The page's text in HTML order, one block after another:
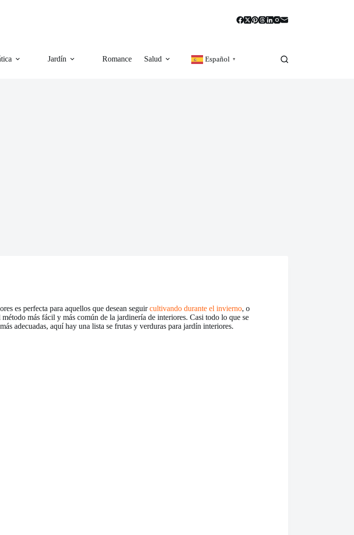
Jardín Romance Salud Español ▼
es perfecta para aquellos que desean seguircultivando durante el invierno, o
más fácil y más común de la jardinería de interiores. Casi todo lo que se
adecuadas, aquí hay una lista se frutas y verduras para jardín interiores.